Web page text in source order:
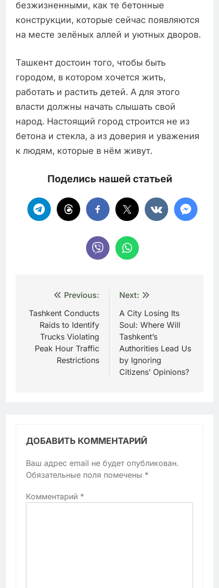
безжизненными, как те бетонные
конструкции, которые сейчас появляются
на месте зелёных аллей и уютных дворов.
Ташкент достоин того, чтобы быть
городом, в котором хочется жить,
работать и растить детей. А для этого
власти должны начать слышать свой
народ. Настоящий город строится не из
бетона и стекла, а из доверия и уважения
к людям, которые в нём живут.
Поделись нашей статьей
Навигация
по
записям
Previous:
Tashkent Conducts
Raids to Identify
Trucks Violating
Peak Hour Traffic
Restrictions
Next:
A City Losing Its
Soul: Where Will
Tashkent’s
Authorities Lead Us
by Ignoring
Citizens’ Opinions?
ДОБАВИТЬ КОММЕНТАРИЙ
Ваш адрес email не будет опубликован.
Обязательные поля помечены *
Комментарий *